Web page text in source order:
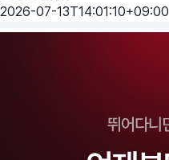
2026-07-13T14:01:10+09:00